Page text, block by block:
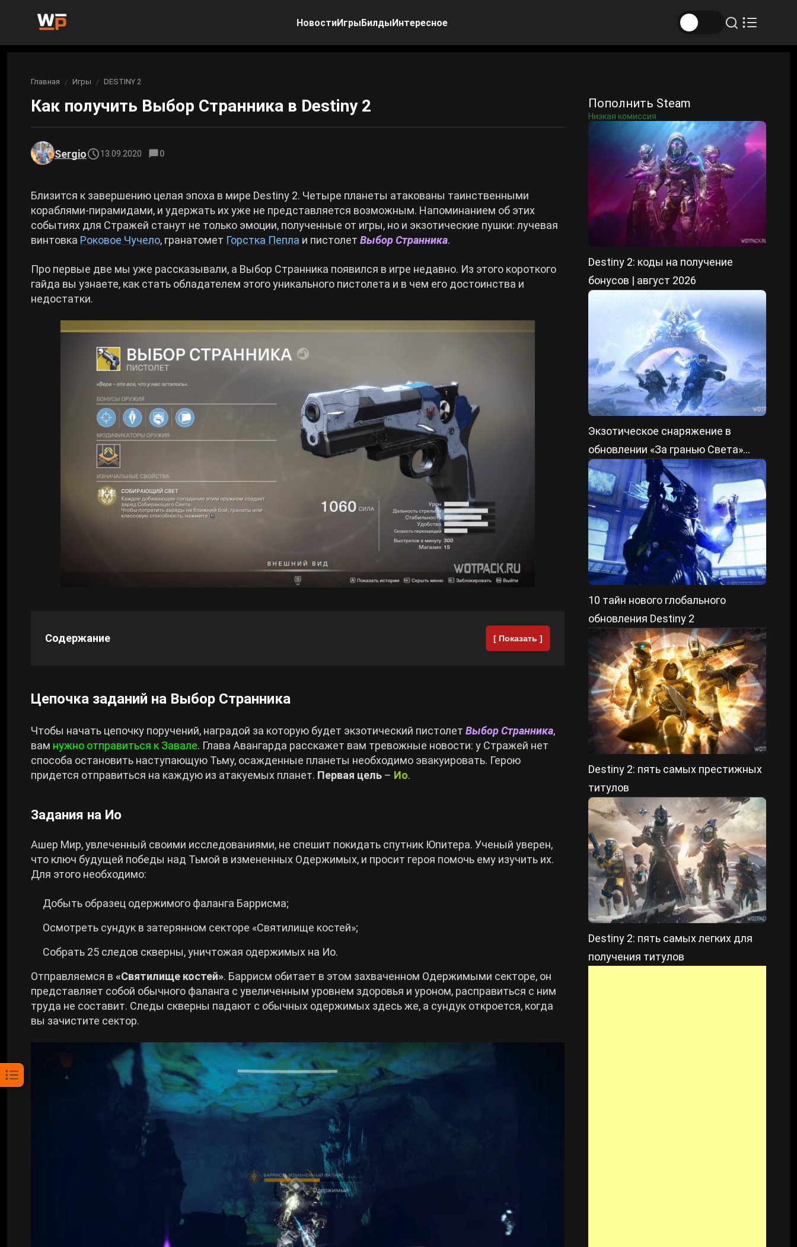
НовостиИгрыБилдыИнтересное
Новости Genshin Impact
Новости Honkai: Star Rail
Новости Zenless Zone Zero
Genshin Impact
Honkai: Star Rail
Neverness to Everness
Gothic 1 Remake
Arknights: Endfield
Crimson Desert
Kingdom Come: Deliverance 2
Wuthering Waves
Билды Genshin Impact
Билды Zenless Zone Zero
Билды Arknights: Endfield
Билды Wuthering Waves
Билды Cyberpunk 2077
Билды Path of Exile 2
Интересное
Аниме
Фильмы и сериалы
Вы здесь:
Главная Игры DESTINY 2
Как получить Выбор Странника в Destiny 2
Sergio 13.09.2020 0
Близится к завершению целая эпоха в мире Destiny 2. Четыре планеты атакованы таинственными
кораблями-пирамидами, и удержать их уже не представляется возможным. Напоминанием об этих
событиях для Стражей станут не только эмоции, полученные от игры, но и экзотические пушки: лучевая
винтовка Роковое Чучело, гранатомет Горстка Пепла и пистолет Выбор Странника.
Про первые две мы уже рассказывали, а Выбор Странника появился в игре недавно. Из этого короткого
гайда вы узнаете, как стать обладателем этого уникального пистолета и в чем его достоинства и
недостатки.
Содержание [ Показать ]
Цепочка заданий на Выбор Странника
Чтобы начать цепочку поручений, наградой за которую будет экзотический пистолет Выбор Странника,
вам нужно отправиться к Завале. Глава Авангарда расскажет вам тревожные новости: у Стражей нет
способа остановить наступающую Тьму, осажденные планеты необходимо эвакуировать. Герою
придется отправиться на каждую из атакуемых планет. Первая цель – Ио.
Задания на Ио
Ашер Мир, увлеченный своими исследованиями, не спешит покидать спутник Юпитера. Ученый уверен,
что ключ будущей победы над Тьмой в измененных Одержимых, и просит героя помочь ему изучить их.
Для этого необходимо:
Добыть образец одержимого фаланга Баррисма;
Осмотреть сундук в затерянном секторе «Святилище костей»;
Собрать 25 следов скверны, уничтожая одержимых на Ио.
Отправляемся в «Святилище костей». Баррисм обитает в этом захваченном Одержимыми секторе, он
представляет собой обычного фаланга с увеличенным уровнем здоровья и уроном, расправиться с ним
труда не составит. Следы скверны падают с обычных одержимых здесь же, а сундук откроется, когда
вы зачистите сектор.
Пополнить Steam
Низкая комиссия
Destiny 2: коды на получение
бонусов | август 2026
Экзотическое снаряжение в
обновлении «За гранью Света»
Destiny 2
10 тайн нового глобального
обновления Destiny 2
Destiny 2: пять самых престижных
титулов
Destiny 2: пять самых легких для
получения титулов